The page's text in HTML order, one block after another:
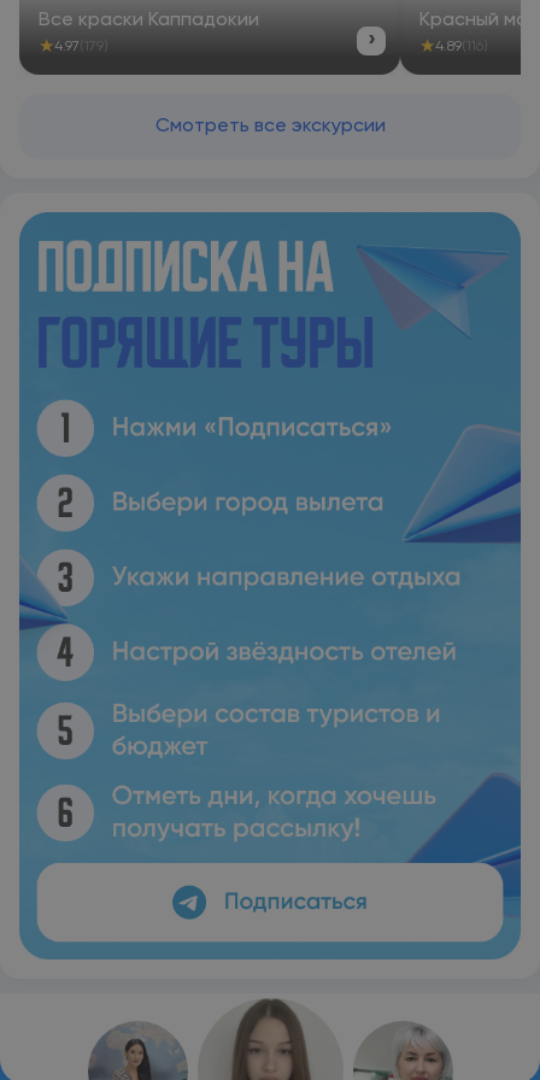
Все краски Каппадокии
★4.97 (179) ›
Красный
★4.89 (116)
Смотреть все экскурсии